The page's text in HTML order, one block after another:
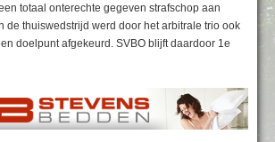
totaal onterechte gegeven strafschop aan
de thuiswedstrijd werd door het arbitrale trio ook
doelpunt afgekeurd. SVBO blijft daardoor 1e